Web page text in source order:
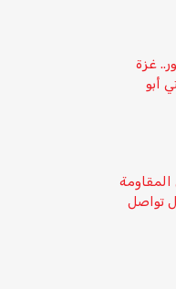
غزة
أبو
تواصل